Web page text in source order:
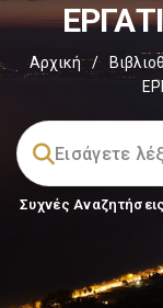
Αρχική /
Συχνές